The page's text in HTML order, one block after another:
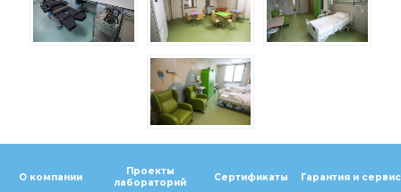
О компании
Проекты
лабораторий
Сертификаты Гарантия и сервис